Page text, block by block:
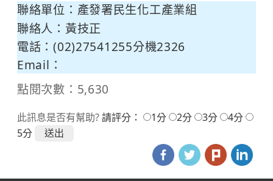
聯絡單位：產發署民生化工產業組
聯絡人：黃技正
電話：(02)27541255分機2326
Email：
點閱次數：5,630
此訊息是否有幫助?請評分： 1分 2分 3分
4分
5分